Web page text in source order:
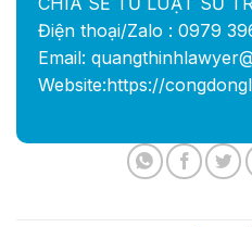
Điện thoại/Zalo : 0979
Email:
Website:https://